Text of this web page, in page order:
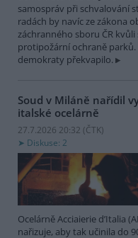
samospráv při schvalování
radách by navíc ze zákona
záchranného sboru ČR
protipožární ochraně
demokraty překvapilo.
Soud v Miláně nařídil
italské ocelárně
27.7.2026 20:32 (ČTK)
Diskuse: 2
Ocelárně Acciaierie d’Italia
nařizuje, aby tak učinila do